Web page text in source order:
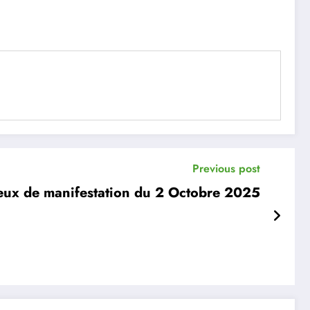
Previous post
de manifestation du 2 Octobre 2025